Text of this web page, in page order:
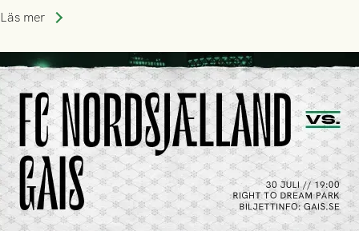
Läs mer